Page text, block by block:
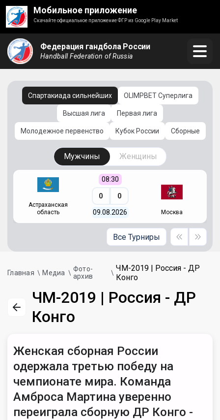
Мобильное приложение
Скачайте официальное приложение ФГР из Google Play Market
Федерация гандбола России
Handball Federation of Russia
Спартакиада сильнейших OLIMPBET Суперлига
Высшая лига Первая лига
Молодежное первенство Кубок России Сборные
Мужчины Женщины
Астраханская
область
08:30
0 0
09.08.2026 Москва
Все Турниры
Главная Медиа
Фото-
архив
ЧМ-2019 | Россия - ДР
Конго
ЧМ-2019 | Россия - ДР
Конго
Женская сборная России
одержала третью победу на
чемпионате мира. Команда
Амброса Мартина уверенно
переиграла сборную ДР Конго -